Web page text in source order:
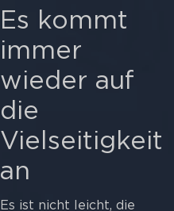
Es kommt
immer
wieder auf
die
Vielseitigkeit
an
Es ist nicht leicht, die